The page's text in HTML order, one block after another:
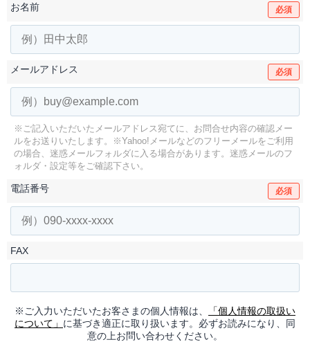
お名前 必須
メールアドレス 必須
※ご記入いただいたメールアドレス宛てに、お問合せ内容の確認メー
ルをお送りいたします。
※Yahoo!メールなどのフリーメールをご利用
の場合、迷惑メールフォルダに入る場合があります。 迷惑メールのフ
ォルダ・設定等をご確認下さい。
電話番号 必須
FAX
※ご入力いただいたお客さまの個人情報は、
「個人情報の取扱い
について」 に基づき適正に取り扱います。必ずお読みになり、同
意の上お問い合わせください。